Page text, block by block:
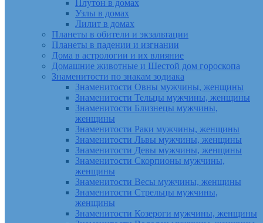
Плутон в домах
Узлы в домах
Лилит в домах
Планеты в обители и экзальтации
Планеты в падении и изгнании
Дома в астрологии и их влияние
Домашние животные и Шестой дом гороскопа
Знаменитости по знакам зодиака
Знаменитости Овны мужчины, женщины
Знаменитости Тельцы мужчины, женщины
Знаменитости Близнецы мужчины,
женщины
Знаменитости Раки мужчины, женщины
Знаменитости Львы мужчины, женщины
Знаменитости Девы мужчины, женщины
Знаменитости Скорпионы мужчины,
женщины
Знаменитости Весы мужчины, женщины
Знаменитости Стрельцы мужчины,
женщины
Знаменитости Козероги мужчины, женщины